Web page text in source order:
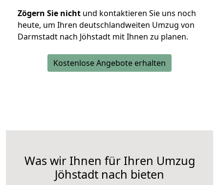
Zögern Sie nicht und kontaktieren Sie uns noch
heute, um Ihren deutschlandweiten Umzug von
Darmstadt nach Jöhstadt mit Ihnen zu planen.
Kostenlose Angebote erhalten
Was wir Ihnen für Ihren Umzug
Jöhstadt nach bieten